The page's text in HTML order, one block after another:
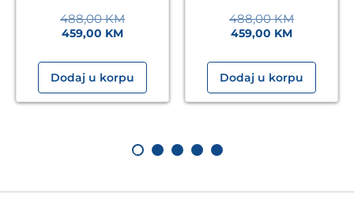
488,00KM
459,00 KM
Dodaj u korpu
488,00KM
459,00 KM
Dodaj u korpu